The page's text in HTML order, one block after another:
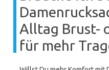
Alltag Brust-
für mehr